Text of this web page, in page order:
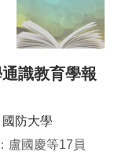
識教育學報
國防大學
盧國慶等17員